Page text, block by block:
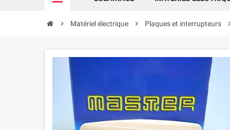
chevron_right Matériel électrique chevron_right Plaques et interrupteurs